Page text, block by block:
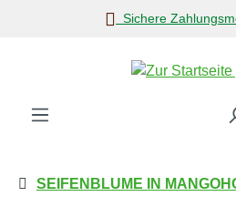
Zum Hauptinhalt springen
Sichere
SEIFENBLUME IN